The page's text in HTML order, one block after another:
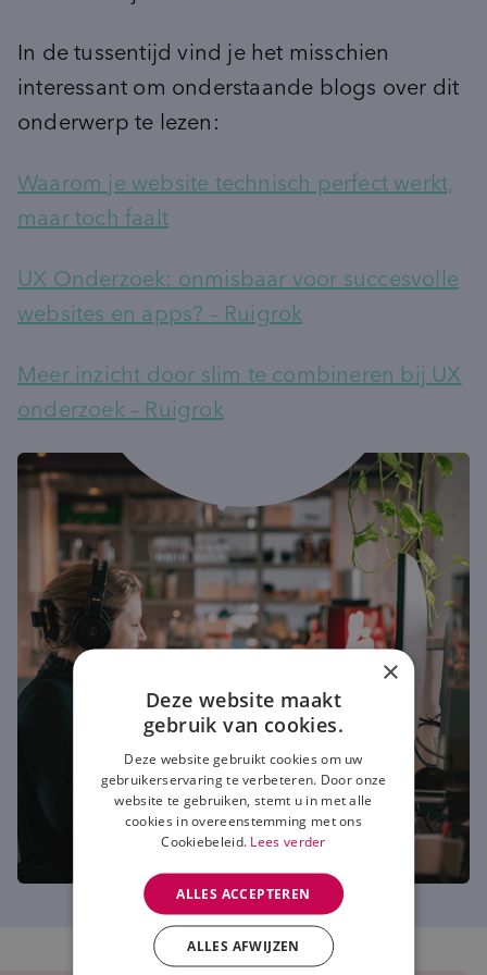
pie_chartMarktpotentie
sign_languageUsage & Attitude
Doelgroepinzichten
groups_2(Potentiële) doelgroepen
psychology_alt Behoeften
insightsData & Insights kickstart
unknown_documentFocussessie
What’s Next workshop
cast_for_educationMasterclass
In de tussentijd vind je het misschien
interessant om onderstaande blogs over dit
onderwerp te lezen:
Waarom je website technisch perfect werkt,
maar toch faalt
UX Onderzoek: onmisbaar voor succesvolle
websites en apps? – Ruigrok
Meer inzicht door slim te combineren bij UX
onderzoek – Ruigrok
×
Deze website maakt
gebruik van cookies.
Deze website gebruikt cookies om uw
gebruikerservaring te verbeteren. Door onze
website te gebruiken, stemt u in met alle
cookies in overeenstemming met ons
Cookiebeleid. Lees verder
ALLES ACCEPTEREN
ALLES AFWIJZEN